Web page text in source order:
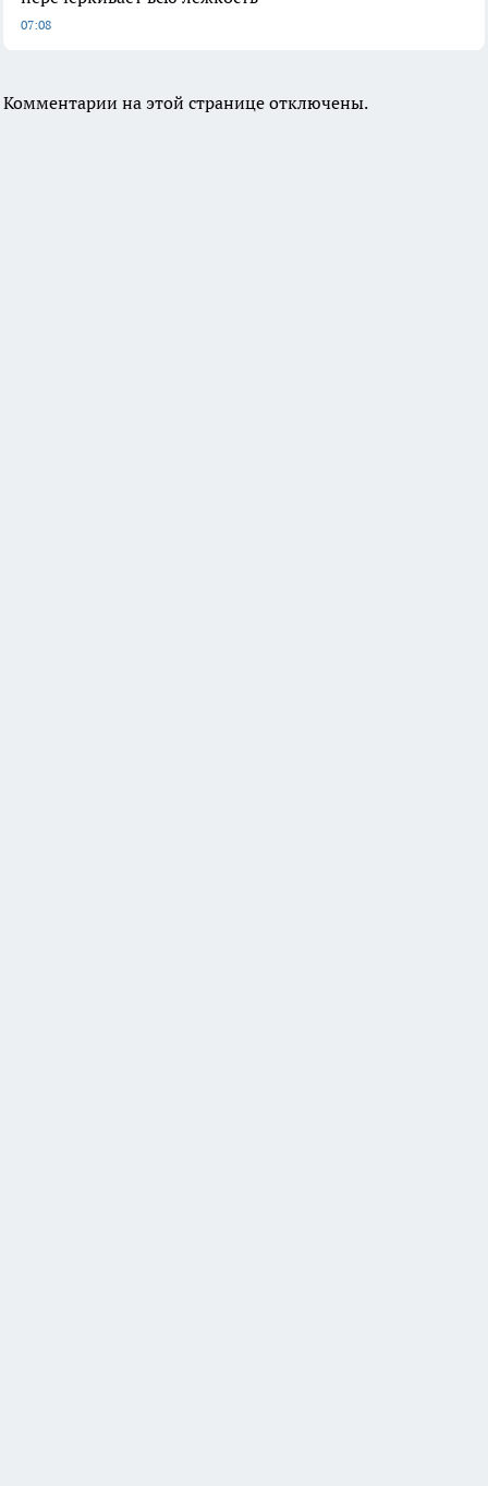
07:08
Комментарии на этой странице отключены.